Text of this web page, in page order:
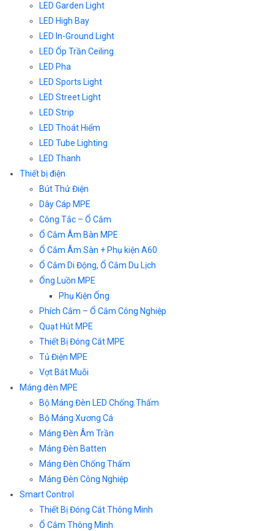
LED Garden Light
LED High Bay
LED In-Ground Light
LED Ốp Trần Ceiling
LED Pha
LED Sports Light
LED Street Light
LED Strip
LED Thoát Hiểm
LED Tube Lighting
LED Thanh
Thiết bị điện
Bút Thử Điện
Dây Cáp MPE
Công Tắc – Ổ Cắm
Ổ Cắm Âm Bàn MPE
Ổ Cắm Âm Sàn + Phụ kiện A60
Ổ Cắm Di Động, Ổ Cắm Du Lịch
Ống Luồn MPE
Phụ Kiện Ống
Phích Cắm – Ổ Cắm Công Nghiệp
Quạt Hút MPE
Thiết Bị Đóng Cắt MPE
Tủ Điện MPE
Vợt Bắt Muỗi
Máng đèn MPE
Bộ Máng Đèn LED Chống Thấm
Bộ Máng Xương Cá
Máng Đèn Âm Trần
Máng Đèn Batten
Máng Đèn Chống Thấm
Máng Đèn Công Nghiệp
Smart Control
Thiết Bị Đóng Cắt Thông Minh
Ổ Cắm Thông Minh